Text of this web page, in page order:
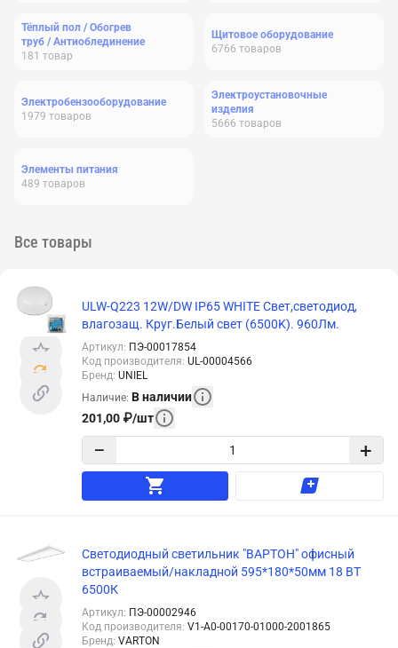
Тёплый пол / Обогрев
труб / Антиоблединение
181 товар
Щитовое оборудование
6766 товаров
Электробензооборудование
1979 товаров
Электроустановочные
изделия
5666 товаров
Элементы питания
489 товаров
Все товары
ULW-Q223 12W/DW IP65 WHITE Свет,светодиод,
влагозащ. Круг.Белый свет (6500K). 960Лм.
Артикул: ПЭ-00017854
Код производителя: UL-00004566
Бренд: UNIEL
Наличие: В наличии
201,00 ₽/шт
− +
Светодиодный светильник "ВАРТОН" офисный
встраиваемый/накладной 595*180*50мм 18 ВТ
6500К
Артикул: ПЭ-00002946
Код производителя: V1-A0-00170-01000-2001865
Бренд: VARTON